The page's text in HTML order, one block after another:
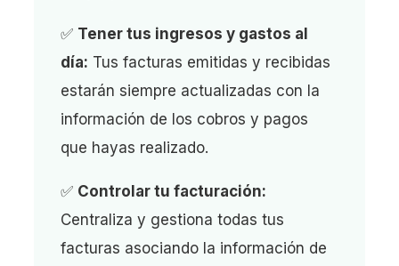
✅ Tener tus ingresos y gastos al
día: Tus facturas emitidas y recibidas
estarán siempre actualizadas con la
información de los cobros y pagos
que hayas realizado.
✅ Controlar tu facturación:
Centraliza y gestiona todas tus
facturas asociando la información de